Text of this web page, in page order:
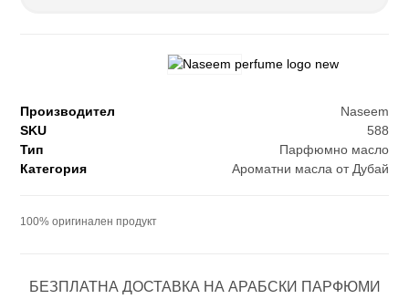
Производител
Naseem
SKU
588
Тип
Парфюмно масло
Категория
Ароматни масла от Дубай
100% оригинален продукт
БЕЗПЛАТНА ДОСТАВКА НА АРАБСКИ ПАРФЮМИ